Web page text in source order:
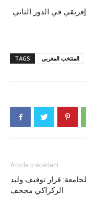
في الدور الثاني
TAGS المنتخب المغربي
Article précédent
قرار توقيف وليد
الركراكي مجحف